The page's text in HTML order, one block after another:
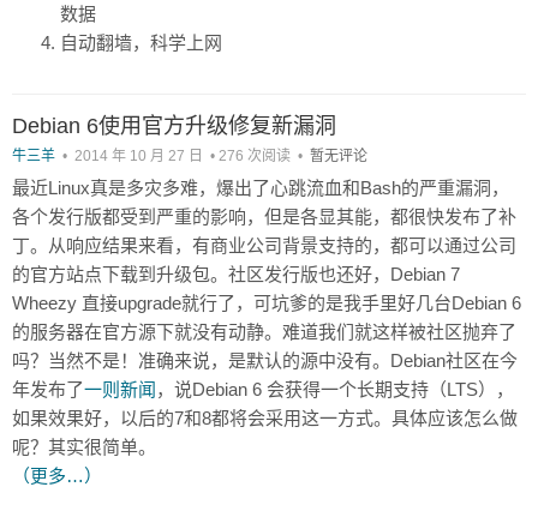
数据
自动翻墙，科学上网
Debian 6使用官方升级修复新漏洞
牛三羊 • 2014 年 10 月 27 日 • 276 次阅读 • 暂无评论
最近Linux真是多灾多难，爆出了心跳流血和Bash的严重漏洞，
各个发行版都受到严重的影响，但是各显其能，都很快发布了补
丁。从响应结果来看，有商业公司背景支持的，都可以通过公司
的官方站点下载到升级包。社区发行版也还好，Debian 7
Wheezy 直接upgrade就行了，可坑爹的是我手里好几台Debian 6
的服务器在官方源下就没有动静。难道我们就这样被社区抛弃了
吗？当然不是！准确来说，是默认的源中没有。Debian社区在今
年发布了一则新闻 ，说Debian 6 会获得一个长期支持（LTS），
如果效果好，以后的7和8都将会采用这一方式。具体应该怎么做
呢？其实很简单。
（更多…）